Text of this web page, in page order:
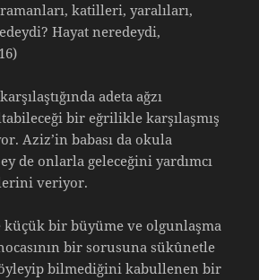
katilleri, yaralıları,
Hayat neredeydi,
adeta ağzı
bir eğrilikle karşılaşmış
Aziz’in babası da okula
de onlarla geleceğini yardımcı
veriyor.
bir büyüme ve olgunlaşma
bir sorusuna sükûnetle
bilmediğini kabullenen bir